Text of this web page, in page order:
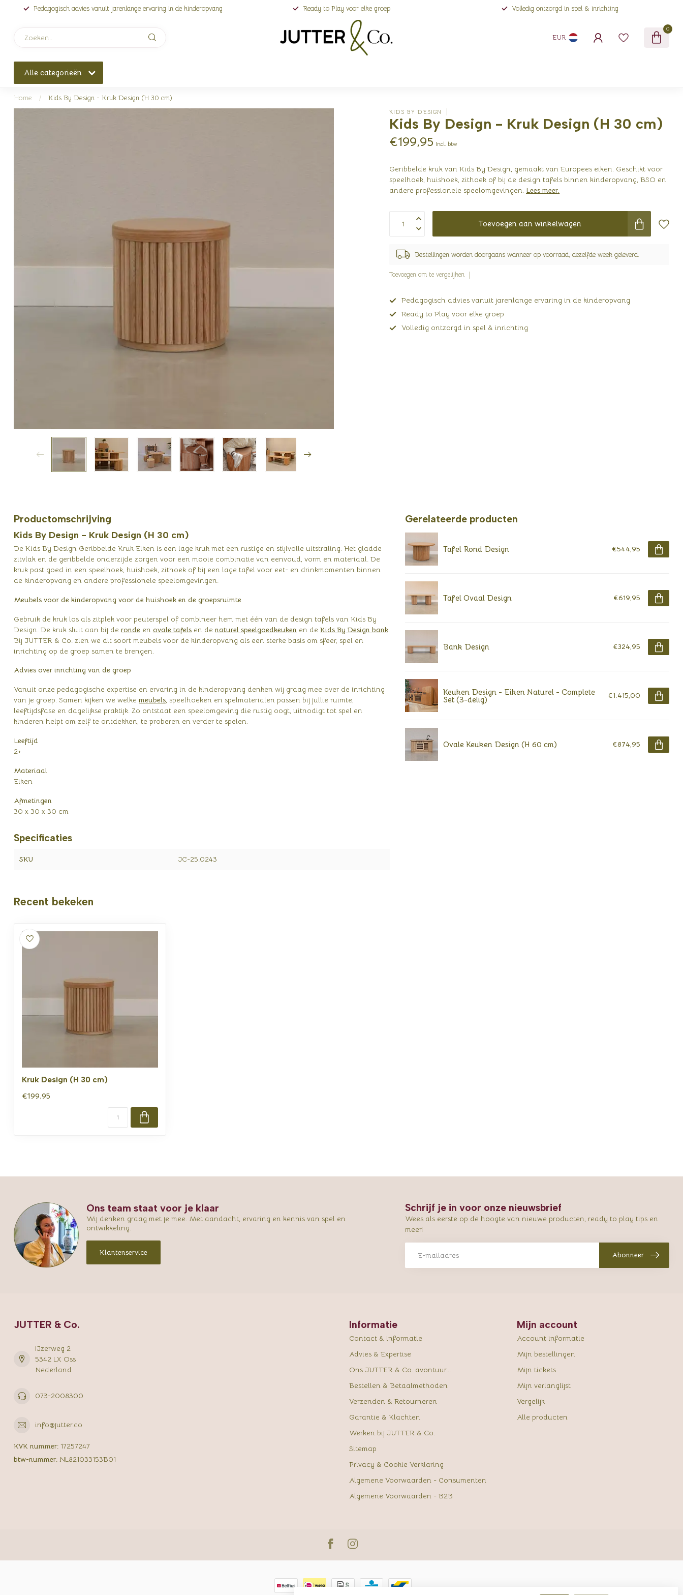
Pedagogisch advies vanuit jarenlange ervaring in de kinderopvang Ready to Play voor elke groep Volledig ontzorgd in spel & inrichting
EUR
0
Alle categorieën
Home / Kids By Design - Kruk Design (H 30 cm)
KIDS BY DESIGN
Kids By Design - Kruk Design (H 30 cm)
€199,95 Incl. btw
Geribbelde kruk van Kids By Design, gemaakt van Europees eiken. Geschikt voor
speelhoek, huishoek, zithoek of bij de design tafels binnen kinderopvang, BSO en
andere professionele speelomgevingen. Lees meer.
Toevoegen aan winkelwagen
Bestellingen worden doorgaans wanneer op voorraad, dezelfde week geleverd.
Toevoegen om te vergelijken
Pedagogisch advies vanuit jarenlange ervaring in de kinderopvang
Ready to Play voor elke groep
Volledig ontzorgd in spel & inrichting
Productomschrijving
Kids By Design - Kruk Design (H 30 cm)
De Kids By Design Geribbelde Kruk Eiken is een lage kruk met een rustige en stijlvolle uitstraling. Het gladde
zitvlak en de geribbelde onderzijde zorgen voor een mooie combinatie van eenvoud, vorm en materiaal. De
kruk past goed in een speelhoek, huishoek, zithoek of bij een lage tafel voor eet- en drinkmomenten binnen
de kinderopvang en andere professionele speelomgevingen.
Meubels voor de kinderopvang voor de huishoek en de groepsruimte
Gebruik de kruk los als zitplek voor peuterspel of combineer hem met één van de design tafels van Kids By
Design. De kruk sluit aan bij de ronde en ovale tafels en de naturel speelgoedkeuken en de Kids By Design bank
Bij JUTTER & Co. zien we dit soort meubels voor de kinderopvang als een sterke basis om sfeer, spel en
inrichting op de groep samen te brengen.
Advies over inrichting van de groep
Vanuit onze pedagogische expertise en ervaring in de kinderopvang denken wij graag mee over de inrichting
van je groep. Samen kijken we welke meubels, speelhoeken en spelmaterialen passen bij jullie ruimte,
leeftijdsfase en dagelijkse praktijk. Zo ontstaat een speelomgeving die rustig oogt, uitnodigt tot spel en
kinderen helpt om zelf te ontdekken, te proberen en verder te spelen.
Leeftijd
2+
Materiaal
Eiken
Afmetingen
30 x 30 x 30 cm
Specificaties
SKU JC-25.0243
Gerelateerde producten
Tafel Rond Design €544,95
Tafel Ovaal Design €619,95
Bank Design €324,95
Keuken Design - Eiken Naturel - Complete
Set (3-delig) €1.415,00
Ovale Keuken Design (H 60 cm) €874,95
Recent bekeken
Kruk Design (H 30 cm)
€199,95
Ons team staat voor je klaar
Wij denken graag met je mee. Met aandacht, ervaring en kennis van spel en
ontwikkeling.
Klantenservice
Schrijf je in voor onze nieuwsbrief
Wees als eerste op de hoogte van nieuwe producten, ready to play tips en
meer!
Abonneer
JUTTER & Co.
IJzerweg 2
5342 LX Oss
Nederland
073-2008300
info@jutter.co
KVK nummer: 17257247
btw-nummer: NL821033153B01
Informatie
Contact & informatie
Advies & Expertise
Ons JUTTER & Co. avontuur...
Bestellen & Betaalmethoden
Verzenden & Retourneren
Garantie & Klachten
Werken bij JUTTER & Co.
Sitemap
Privacy & Cookie Verklaring
Algemene Voorwaarden - Consumenten
Algemene Voorwaarden - B2B
Mijn account
Account informatie
Mijn bestellingen
Mijn tickets
Mijn verlanglijst
Vergelijk
Alle producten